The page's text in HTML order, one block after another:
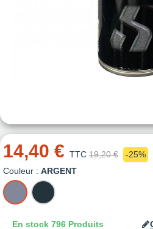
14,40 € TTC 19,20 €
-25%
Couleur : ARGENT
ARGENTGRIS
ANTHRACITE
En stock 796 Produits